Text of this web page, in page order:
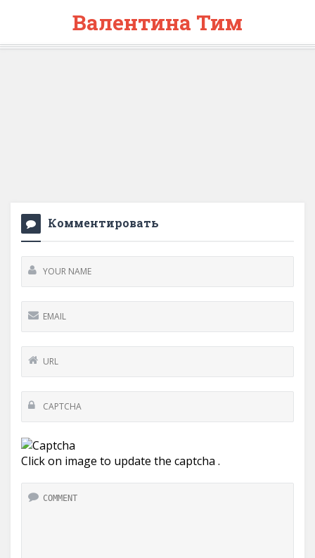
Валентина Тим
Комментировать
Click on image to update the captcha .